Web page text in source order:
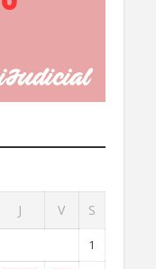
J V S
1